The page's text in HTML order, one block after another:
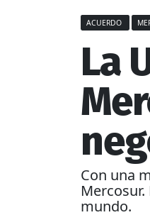
ACUERDO
La
Con una
mundo.